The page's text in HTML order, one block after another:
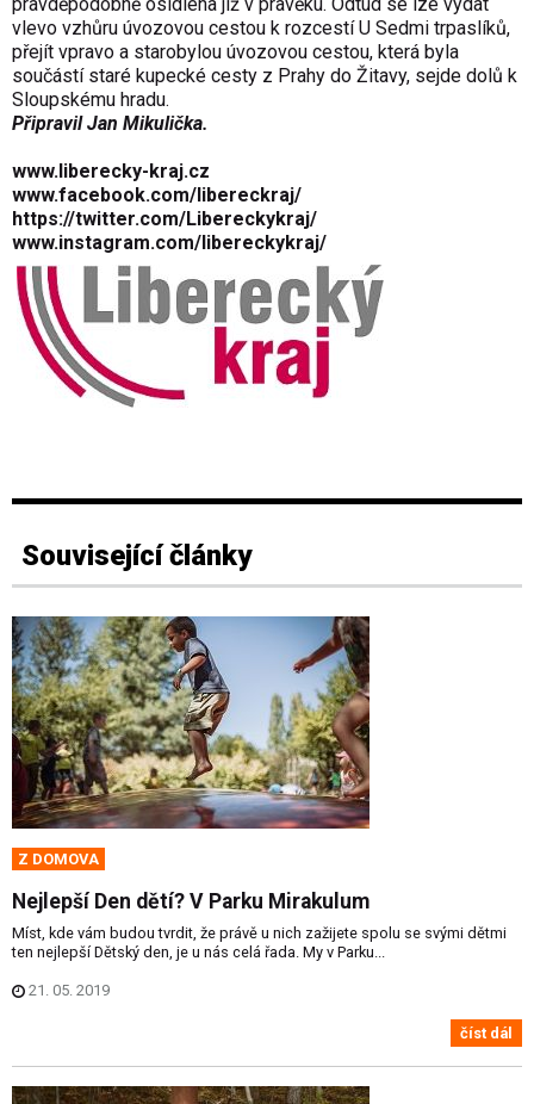
vlevo vzhůru úvozovou cestou k rozcestí U Sedmi trpaslíků,
přejít vpravo a starobylou úvozovou cestou, která byla
součástí staré kupecké cesty z Prahy do Žitavy, sejde dolů k
Sloupskému hradu.
Připravil Jan Mikulička.
www.liberecky-kraj.cz
www.facebook.com/libereckraj/
https://twitter.com/Libereckykraj/
www.instagram.com/libereckykraj/
Související články
Z DOMOVA
Nejlepší Den dětí? V Parku Mirakulum
Míst, kde vám budou tvrdit, že právě u nich zažijete spolu se svými dětmi
ten nejlepší Dětský den, je u nás celá řada. My v Parku...
21. 05. 2019
číst dál